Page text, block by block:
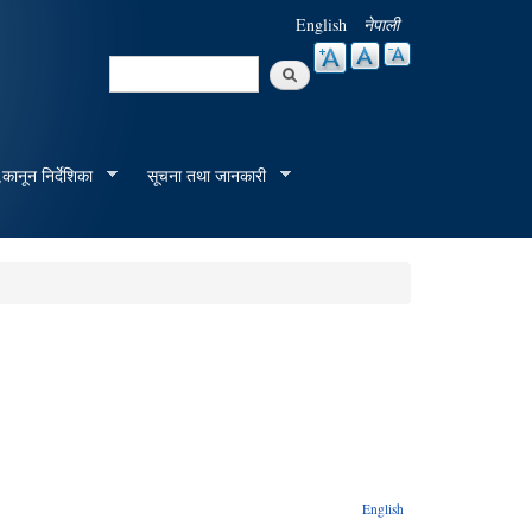
English नेपाली
Search
निर्देशिका
सूचना तथा जानकारी
English